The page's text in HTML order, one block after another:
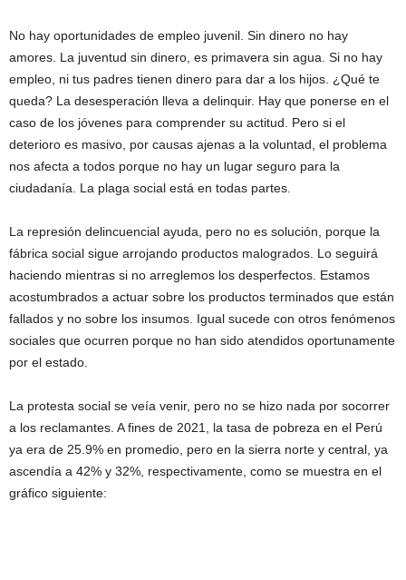
No hay oportunidades de empleo juvenil. Sin dinero no hay
amores. La juventud sin dinero, es primavera sin agua. Si no hay
empleo, ni tus padres tienen dinero para dar a los hijos. ¿Qué te
queda? La desesperación lleva a delinquir. Hay que ponerse en el
caso de los jóvenes para comprender su actitud. Pero si el
deterioro es masivo, por causas ajenas a la voluntad, el problema
nos afecta a todos porque no hay un lugar seguro para la
ciudadanía. La plaga social está en todas partes.
La represión delincuencial ayuda, pero no es solución, porque la
fábrica social sigue arrojando productos malogrados. Lo seguirá
haciendo mientras si no arreglemos los desperfectos. Estamos
acostumbrados a actuar sobre los productos terminados que están
fallados y no sobre los insumos. Igual sucede con otros fenómenos
sociales que ocurren porque no han sido atendidos oportunamente
por el estado.
La protesta social se veía venir, pero no se hizo nada por socorrer
a los reclamantes. A fines de 2021, la tasa de pobreza en el Perú
ya era de 25.9% en promedio, pero en la sierra norte y central, ya
ascendía a 42% y 32%, respectivamente, como se muestra en el
gráfico siguiente: